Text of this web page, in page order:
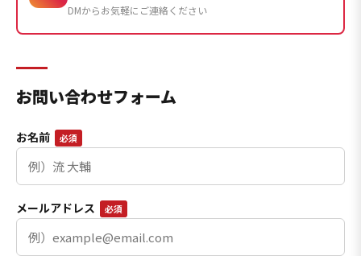
DMからお気軽にご連絡ください
お問い合わせフォーム
お名前 必須
メールアドレス 必須